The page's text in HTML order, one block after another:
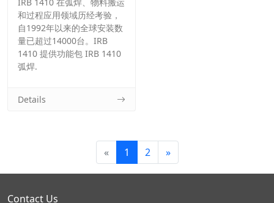
和过程应用领域历经考验，
自1992年以来的全球安装数
量已超过14000台。IRB
1410 提供功能包 IRB 1410
弧焊.
Details
« 1 2 »
Contact Us